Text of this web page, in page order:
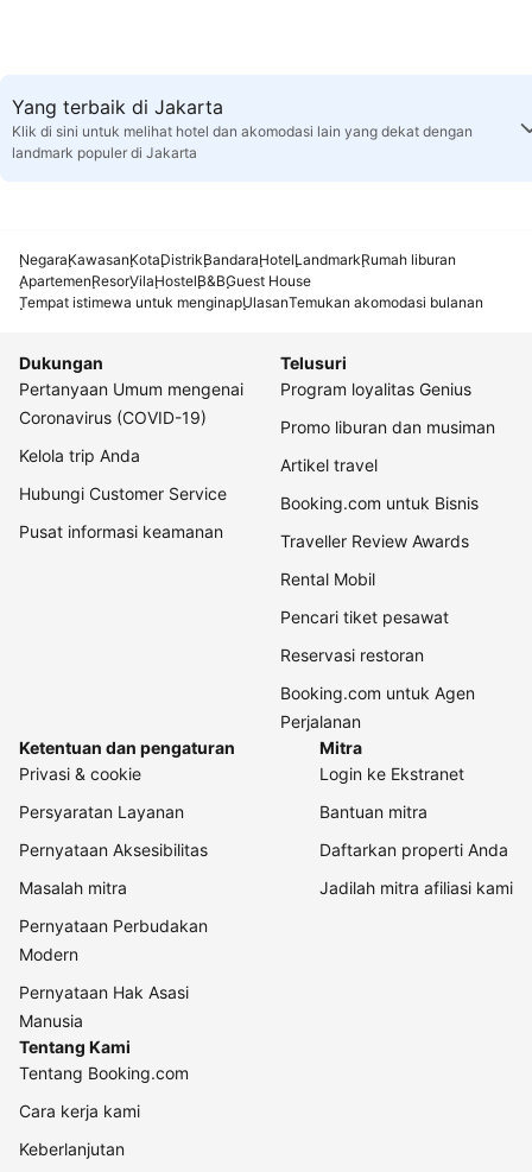
Yang terbaik di Jakarta
Klik di sini untuk melihat hotel dan akomodasi lain yang dekat dengan
landmark populer di Jakarta
NegaraKawasanKotaDistrikBandaraHotelLandmarkRumah liburan
ApartemenResorVilaHostelB&BGuest House
Tempat istimewa untuk menginapUlasanTemukan akomodasi bulanan
Dukungan
Pertanyaan Umum mengenai
Coronavirus (COVID-19)
Kelola trip Anda
Hubungi Customer Service
Pusat informasi keamanan
Telusuri
Program loyalitas Genius
Promo liburan dan musiman
Artikel travel
Booking.com untuk Bisnis
Traveller Review Awards
Rental Mobil
Pencari tiket pesawat
Reservasi restoran
Booking.com untuk Agen
Perjalanan
Ketentuan dan pengaturan
Privasi & cookie
Persyaratan Layanan
Pernyataan Aksesibilitas
Masalah mitra
Pernyataan Perbudakan
Modern
Pernyataan Hak Asasi
Manusia
Mitra
Login ke Ekstranet
Bantuan mitra
Daftarkan properti Anda
Jadilah mitra afiliasi kami
Tentang Kami
Tentang Booking.com
Cara kerja kami
Keberlanjutan